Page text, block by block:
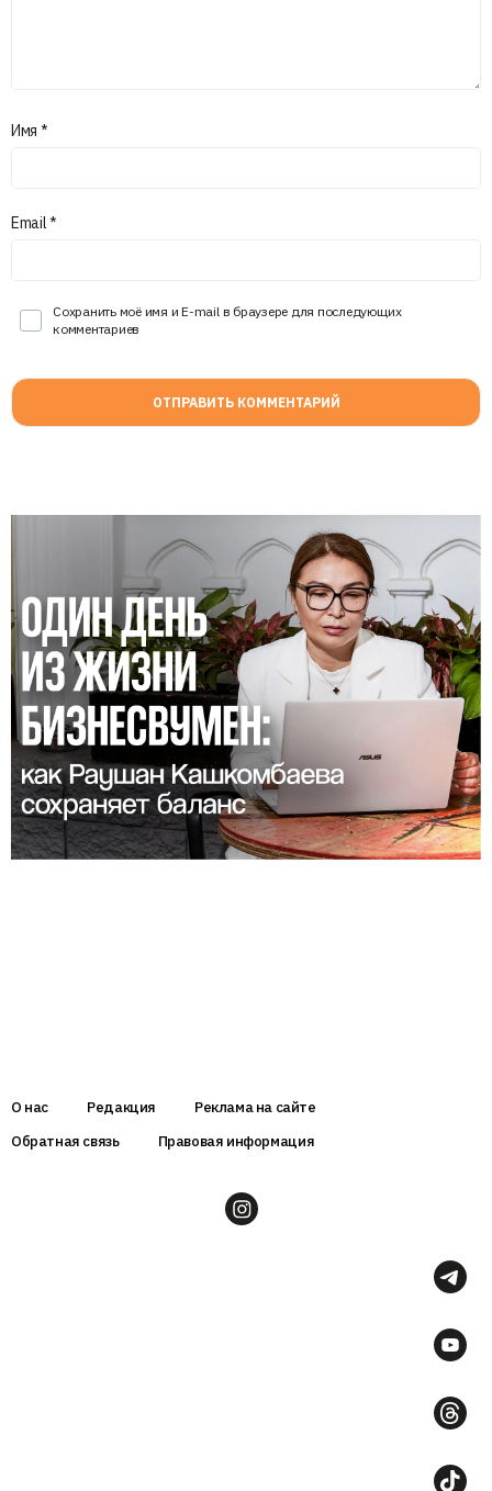
Имя *
Email*
Сохранить моё имя и E-mail в браузере для последующих
комментариев
О нас Редакция
Реклама на сайте
Обратная связь
Правовая информация